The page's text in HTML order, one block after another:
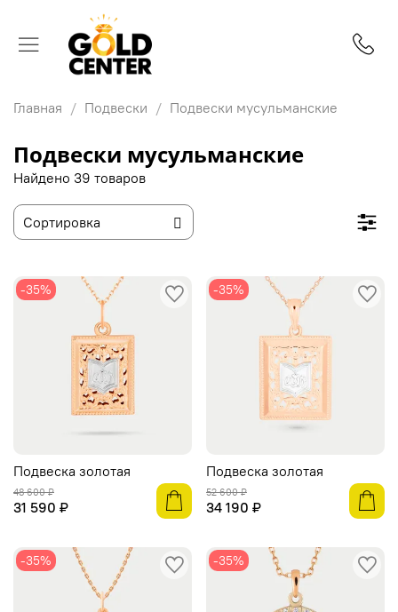
Главная Подвески Подвески мусульманские
Подвески мусульманские
Найдено 39 товаров
-35%
Подвеска золотая
48 600 ₽
31 590 ₽
-35%
Подвеска золотая
52 600 ₽
34 190 ₽
-35% -35%